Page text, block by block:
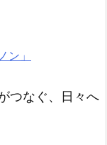
ン」
つなぐ、日々へ